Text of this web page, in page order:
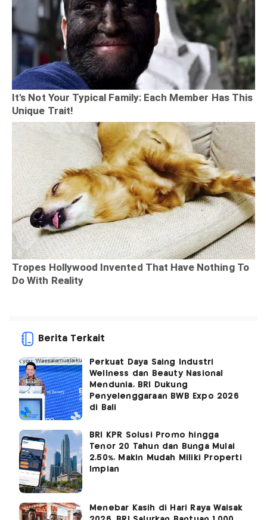
Berita Terkait
Perkuat Daya Saing Industri
Wellness dan Beauty Nasional
Mendunia, BRI Dukung
Penyelenggaraan BWB Expo 2026
di Bali
BRI KPR Solusi Promo hingga
Tenor 20 Tahun dan Bunga Mulai
2,50%, Makin Mudah Miliki Properti
Impian
Menebar Kasih di Hari Raya Waisak